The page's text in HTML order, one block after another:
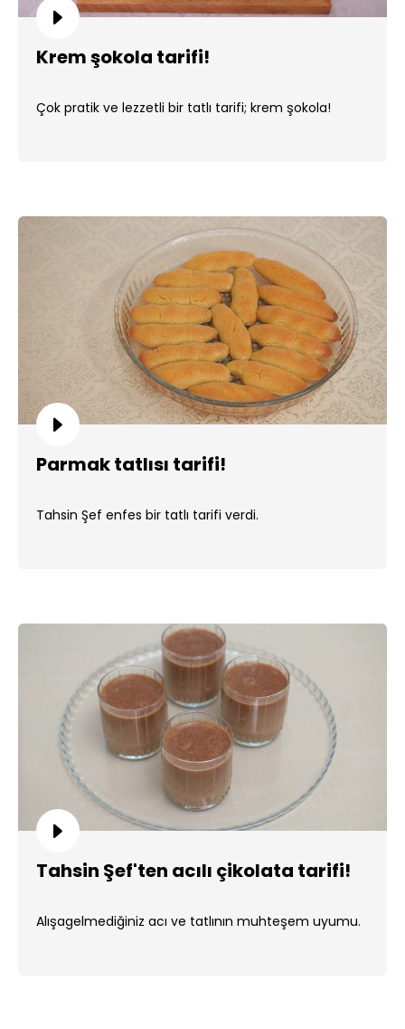
Krem şokola tarifi!
Çok pratik ve lezzetli bir tatlı tarifi; krem şokola!
Parmak tatlısı tarifi!
Tahsin Şef enfes bir tatlı tarifi verdi.
Tahsin Şef'ten acılı çikolata tarifi!
Alışagelmediğiniz acı ve tatlının muhteşem uyumu.